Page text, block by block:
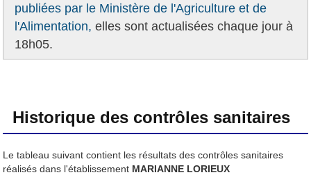
publiées par le Ministère de l'Agriculture et de
l'Alimentation, elles sont actualisées chaque jour à
18h05.
Historique des contrôles sanitaires
Le tableau suivant contient les résultats des contrôles sanitaires
réalisés dans l'établissement MARIANNE LORIEUX